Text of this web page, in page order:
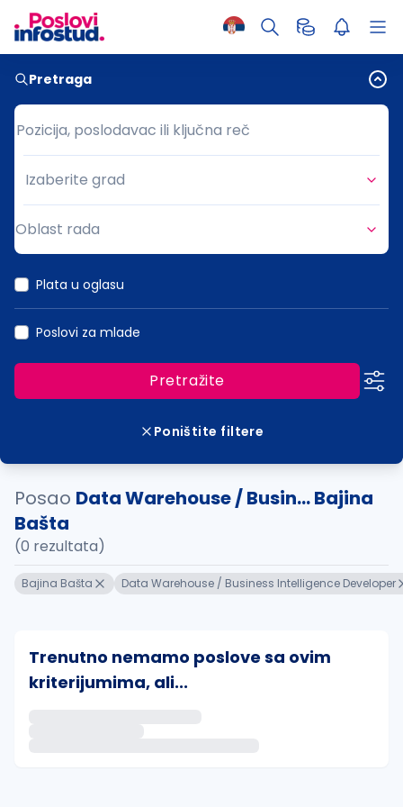
Pretraga
Pozicija, poslodavac ili ključna reč
Pozicija, poslodavac ili ključna reč
Grad
Izaberite grad
Oblast rada
Plata u oglasu
Poslovi za mlade
Pretražite
Poništite filtere
Posao Data Warehouse / Busin... Bajina
Bašta
(0 rezultata)
Bajina Bašta Data Warehouse / Business Intelligence Developer
Trenutno nemamo poslove sa ovim
kriterijumima, ali...